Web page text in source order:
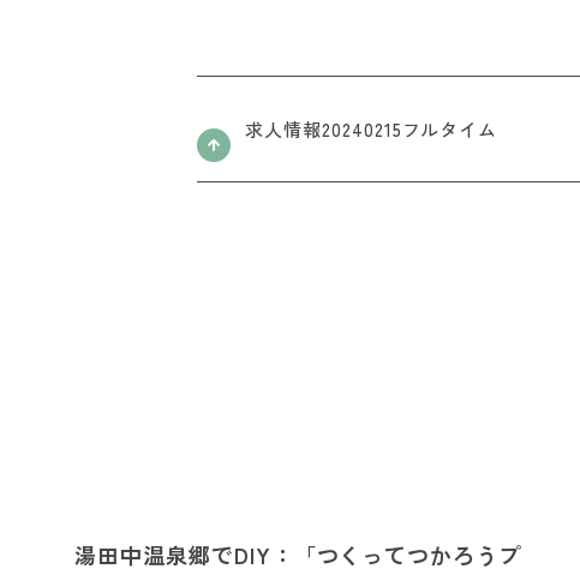
求人情報20240215フルタイム
湯田中温泉郷でDIY：「つくってつかろうプ